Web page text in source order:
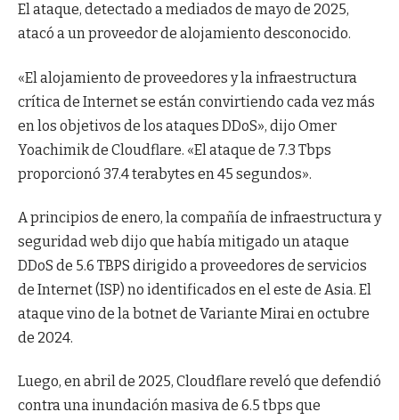
El ataque, detectado a mediados de mayo de 2025,
atacó a un proveedor de alojamiento desconocido.
«El alojamiento de proveedores y la infraestructura
crítica de Internet se están convirtiendo cada vez más
en los objetivos de los ataques DDoS», dijo Omer
Yoachimik de Cloudflare. «El ataque de 7.3 Tbps
proporcionó 37.4 terabytes en 45 segundos».
A principios de enero, la compañía de infraestructura y
seguridad web dijo que había mitigado un ataque
DDoS de 5.6 TBPS dirigido a proveedores de servicios
de Internet (ISP) no identificados en el este de Asia. El
ataque vino de la botnet de Variante Mirai en octubre
de 2024.
Luego, en abril de 2025, Cloudflare reveló que defendió
contra una inundación masiva de 6.5 tbps que